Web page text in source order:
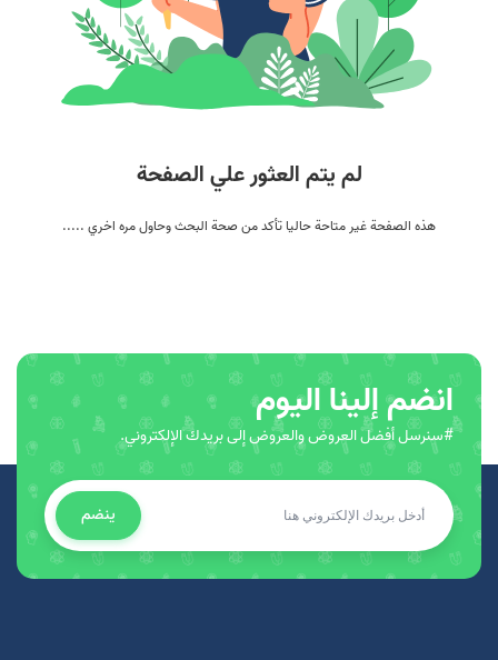
لم يتم العثور علي الصفحة
هذه الصفحة غير متاحة حاليا تأكد من صحة البحث وحاول مره اخري .....
انضم إلينا اليوم
#سنرسل أفضل العروض والعروض إلى بريدك الإلكتروني.
ينضم